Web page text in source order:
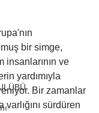
bir simge,
insanlarının ve
yardımıyla
Bir zamanlar
sürdüren